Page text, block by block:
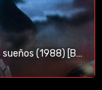
Pesadilla en Elm Street 4: El maestro de los sueños (1988) [BR-RIP] [HD-1080p]